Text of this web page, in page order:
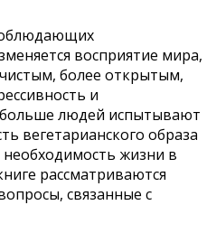
восприятие мира,
более открытым,
и
людей испытывают
вегетарианского образа
жизни в
рассматриваются
связанные с